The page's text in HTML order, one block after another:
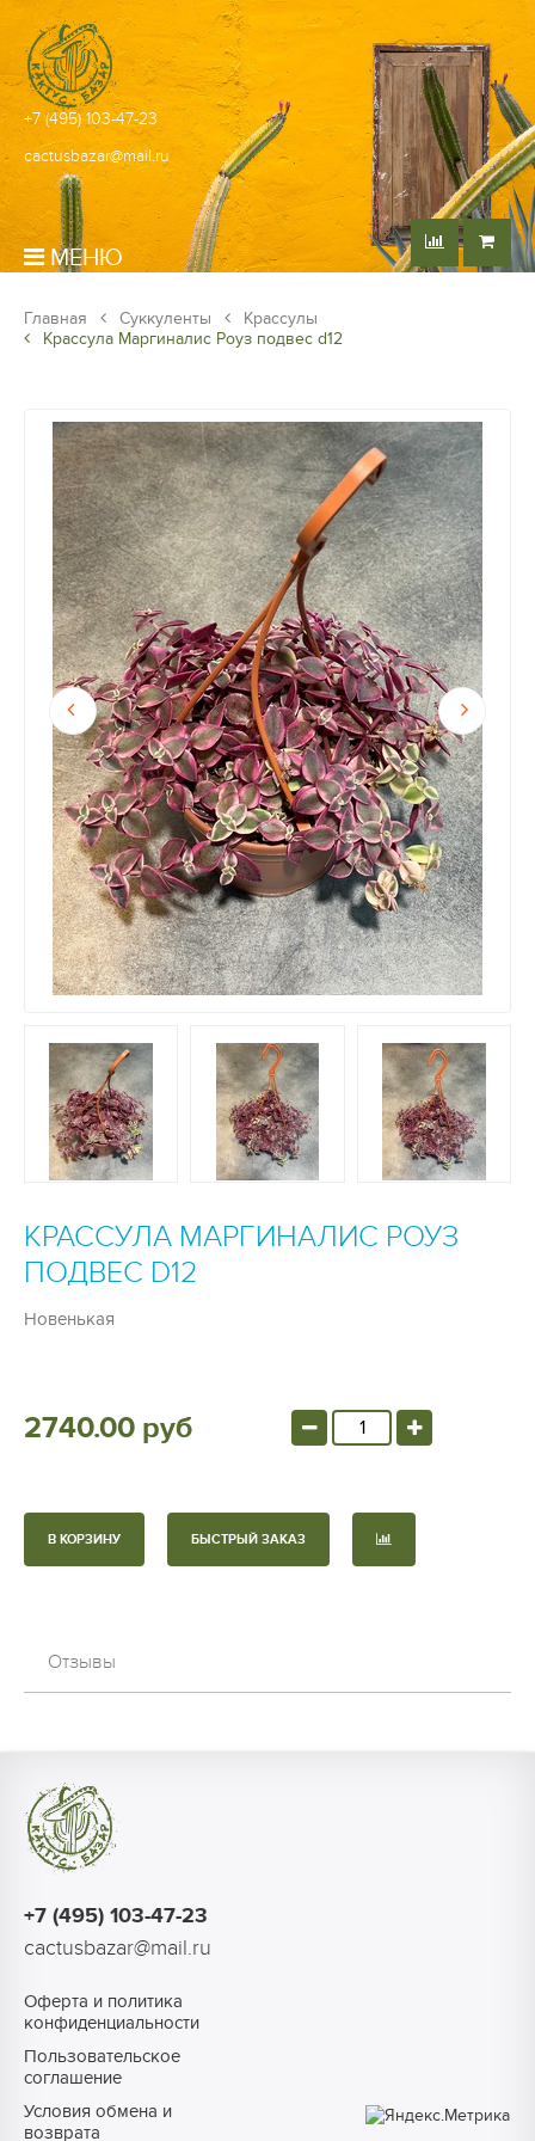
+7 (495) 103-47-23
cactusbazar@mail.ru
МЕНЮ
Главная Суккуленты
Крассулы
Крассула Маргиналис Роуз подвес d12
КРАССУЛА МАРГИНАЛИС РОУЗ
ПОДВЕС D12
Новенькая
2740.00 руб
В КОРЗИНУ БЫСТРЫЙ ЗАКАЗ
Отзывы
+7 (495) 103-47-23
cactusbazar@mail.ru
Оферта и политика
конфиденциальности
Пользовательское
соглашение
Условия обмена и
возврата